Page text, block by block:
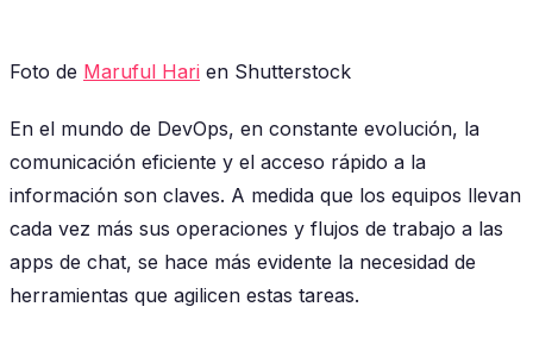
Foto de Maruful Hari en Shutterstock
En el mundo de DevOps, en constante evolución, la
comunicación eficiente y el acceso rápido a la
información son claves. A medida que los equipos llevan
cada vez más sus operaciones y flujos de trabajo a las
apps de chat, se hace más evidente la necesidad de
herramientas que agilicen estas tareas.